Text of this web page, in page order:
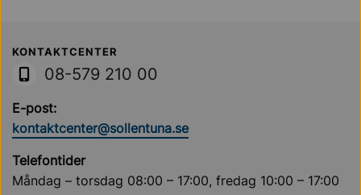
Sollentuna Kommun
KONTAKTCENTER
08-579 210 00
E-post:
kontaktcenter@sollentuna.se
Telefontider
Måndag – torsdag 08:00 – 17:00, fredag 10:00 – 17:00